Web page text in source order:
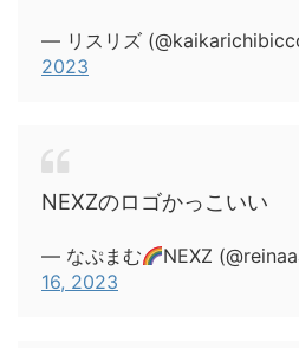
— リスリズ
2023
NEXZのロゴかっこいい
— なぷまむ NEXZ
16, 2023